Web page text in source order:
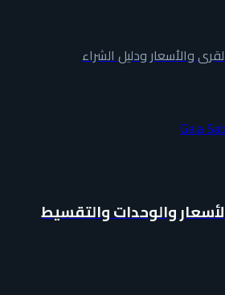
والوحدات والتقسيط